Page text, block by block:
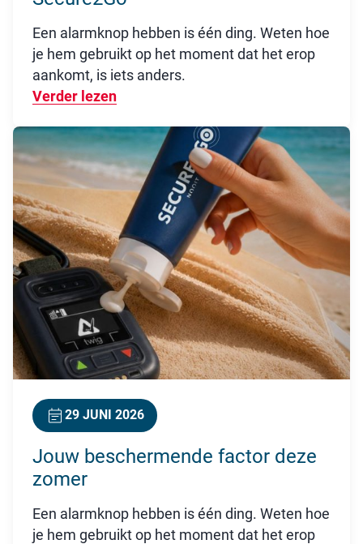
Een alarmknop hebben is één ding. Weten hoe
je hem gebruikt op het moment dat het erop
aankomt, is iets anders.
Verder lezen
29 JUNI 2026
Jouw beschermende factor deze
zomer
Een alarmknop hebben is één ding. Weten hoe
je hem gebruikt op het moment dat het erop